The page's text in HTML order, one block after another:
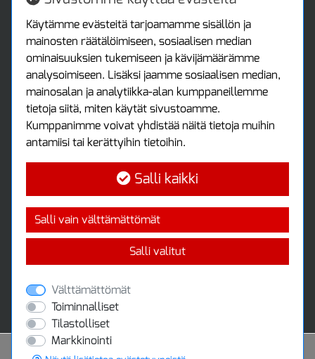
Tax free / verovapaa myynti
Asiakastilini
Asiakastili
Luo tili
Kirjaudu sisään
Ota yhteyttä
Protools Oy
Tuottajankatu 13
Uutiskirje
Tilaa maksuton uutiskirjeemme
Käytämme evästeitä tarjoamamme sisällön ja
mainosten räätälöimiseen, sosiaalisen median
ominaisuuksien tukemiseen ja kävijämäärämme
analysoimiseen. Lisäksi jaamme sosiaalisen median,
mainosalan ja analytiikka-alan kumppaneillemme
tietoja siitä, miten käytät sivustoamme.
Kumppanimme voivat yhdistää näitä tietoja muihin
antamiisi tai kerättyihin tietoihin.
Salli kaikki
Salli vain välttämättömät
Salli valitut
Välttämättömät
Toiminnalliset
Tilastolliset
Markkinointi